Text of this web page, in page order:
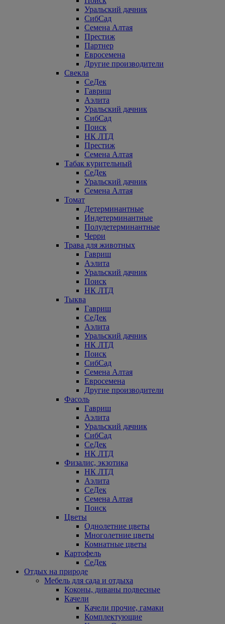
Уральский дачник
СибСад
Семена Алтая
Престиж
Партнер
Евросемена
Другие производители
Свекла
СеДек
Гавриш
Аэлита
Уральский дачник
СибСад
Поиск
НК ЛТД
Престиж
Семена Алтая
Табак курительный
СеДек
Уральский дачник
Семена Алтая
Томат
Детерминантные
Индетерминантные
Полудетерминантные
Черри
Трава для животных
Гавриш
Аэлита
Уральский дачник
Поиск
НК ЛТД
Тыква
Гавриш
СеДек
Аэлита
Уральский дачник
НК ЛТД
Поиск
СибСад
Семена Алтая
Евросемена
Другие производители
Фасоль
Гавриш
Аэлита
Уральский дачник
СибСад
СеДек
НК ЛТД
Физалис, экзотика
НК ЛТД
Аэлита
СеДек
Семена Алтая
Поиск
Цветы
Однолетние цветы
Многолетние цветы
Комнатные цветы
Картофель
СеДек
Отдых на природе
Мебель для сада и отдыха
Коконы, диваны подвесные
Качели
Качели прочие, гамаки
Комплектующие